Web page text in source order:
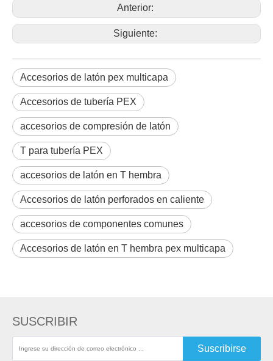
Anterior:
Siguiente:
Accesorios de latón pex multicapa
Accesorios de tubería PEX
accesorios de compresión de latón
T para tubería PEX
accesorios de latón en T hembra
Accesorios de latón perforados en caliente
accesorios de componentes comunes
Accesorios de latón en T hembra pex multicapa
Estoy buscando
SUSCRIBIR
Suscribirse